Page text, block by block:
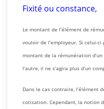
Fixité ou constance,
Le montant de l’élément de
vouloir de l’employeur. Si celui-
montant de la rémunération d’un
l’autre, il ne s’agira plus d’un
Dans le cas contraire, l’élément
cotisation. Cependant, la notion